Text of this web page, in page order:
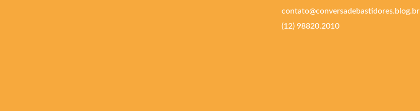
contato@conversadebastidores.blog.br
(12) 98820.2010